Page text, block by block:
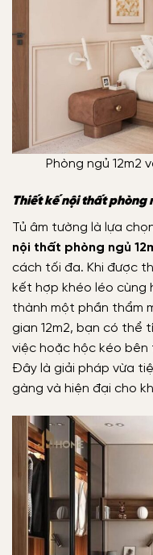
Phòng ngủ 12m2
Thiết kế nội thất phòng
Tủ âm tường là lựa
nội thất phòng ngủ
cách tối đa. Khi được
kết hợp khéo léo cùng
thành một phần thẩm
gian 12m2, bạn có thể
việc hoặc hộc kéo
Đây là giải pháp vừa
gàng và hiện đại cho